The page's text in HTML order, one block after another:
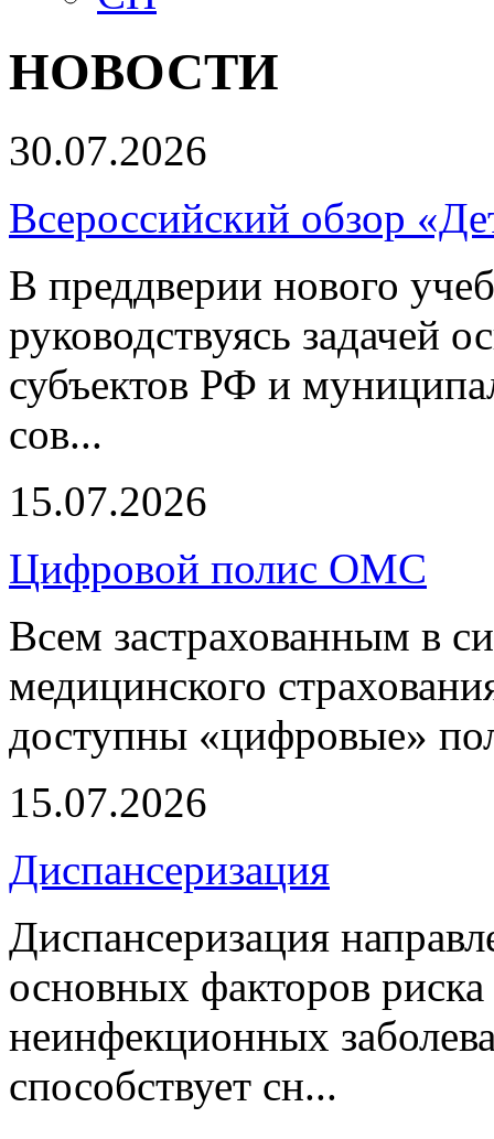
НОВОСТИ
30.07.2026
Всероссийский обзор
В преддверии нового
руководствуясь задачей
субъектов РФ и
сов...
15.07.2026
Цифровой полис ОМС
Всем застрахованным в
медицинского
доступны «цифровые»
15.07.2026
Диспансеризация
Диспансеризация
основных факторов
неинфекционных
способствует сн...